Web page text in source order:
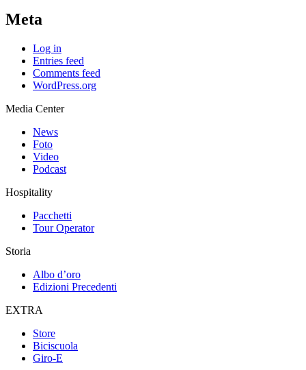
Meta
Log in
Entries feed
Comments feed
WordPress.org
Media Center
News
Foto
Video
Podcast
Hospitality
Pacchetti
Tour Operator
Storia
Albo d’oro
Edizioni Precedenti
EXTRA
Store
Biciscuola
Giro-E